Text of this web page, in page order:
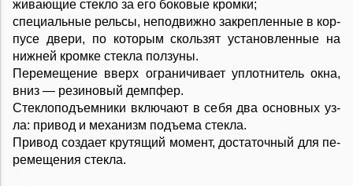
жи­ва­ю­щие сте­к­ло за его бо­ко­вые кром­ки;
спе­ци­аль­ные рель­сы, не­под­виж­но за­кре­п­лен­ные в кор­
пу­се две­ри, по ко­то­рым сколь­зят ус­та­но­в­лен­ные на
ниж­ней кром­ке сте­к­ла пол­зу­ны.
Пе­ре­ме­ще­ние вверх ог­ра­ни­чи­ва­ет уп­лот­ни­тель ок­на,
вниз — ре­зи­но­вый демп­фер.
Сте­к­ло­подъ­ем­ни­ки вклю­ча­ют в се­бя два ос­нов­ных уз­
ла: при­вод и ме­ха­низм подъ­е­ма сте­к­ла.
При­вод со­з­да­ет кру­тя­щий мо­мент, до­с­та­точ­ный для пе­
ре­ме­ще­ния сте­к­ла.